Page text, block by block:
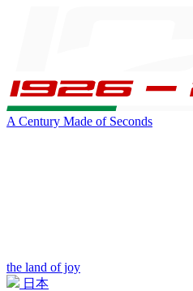
A Century Made of Seconds
the land of joy
日本